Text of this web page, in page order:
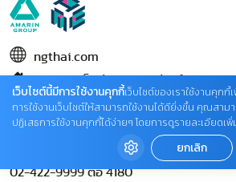
ngthai.com
ในเครือ บริษัท อมรินทร์ คอร์เปอเรชั่นส์ จำกั
02 422 9999 ต่อ 4220
ติดต่อแจ้งปัญหาหรือร้องเรียน
02-422-9999 ต่อ 4180
เว็บไซต์นี้มีการใช้งานคุกกี้เว็บไซต์ของเราใช้งานคุก
การใช้งานเว็บไซต์ให้สามารถใช้งานได้ดียิ่งขึ้น คุณสา
ปฏิเสธการใช้งานคุกกี้ได้ง่ายๆ โดยการดูรายละเอียดเ
ยกเลิก